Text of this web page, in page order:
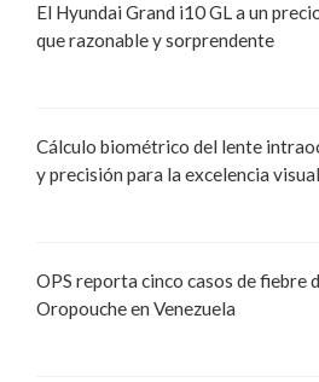
El Hyundai Grand i10 GL a un
que razonable y sorprendente
Cálculo biométrico del lente
y precisión para la excelencia visual
OPS reporta cinco casos de fiebre
Oropouche en Venezuela